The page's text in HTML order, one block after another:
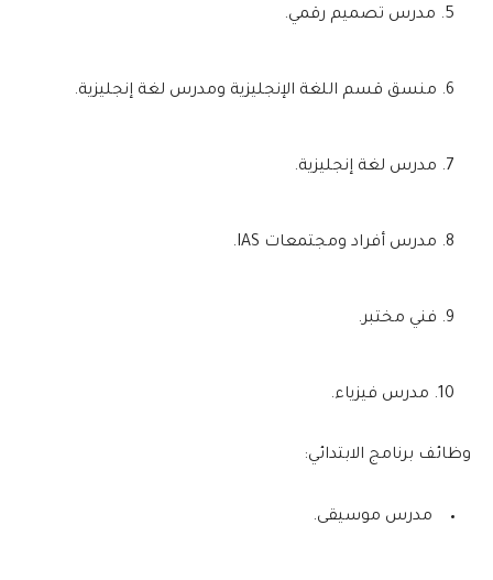
مدرس تصميم رقمي.
منسق قسم اللغة الإنجليزية ومدرس لغة إنجليزية.
مدرس لغة إنجليزية.
مدرس أفراد ومجتمعات IAS.
فني مختبر.
مدرس فيزياء.
وظائف برنامج الابتدائي:
مدرس موسيقى.